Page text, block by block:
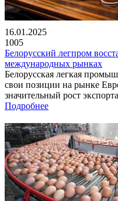
16.01.2025
1005
Белорусский легпром
международных рынках
Белорусская легкая
свои позиции на рынке
значительный рост
Подробнее